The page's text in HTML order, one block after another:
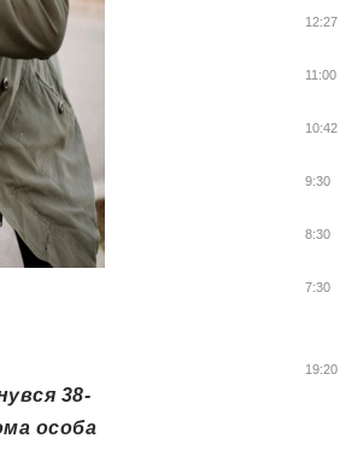
38-
особа
12:27
11:00
10:42
9:30
8:30
7:30
19:20